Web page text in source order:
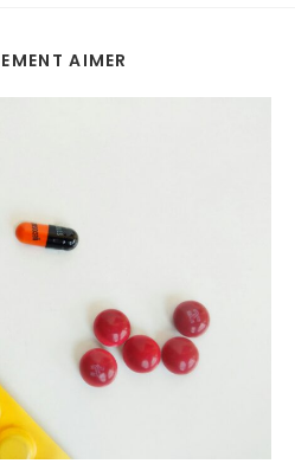
AIMER